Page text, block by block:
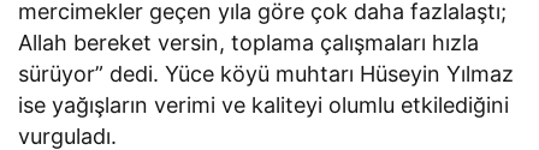
mercimekler geçen yıla göre çok daha fazlalaştı;
Allah bereket versin, toplama çalışmaları hızla
sürüyor” dedi. Yüce köyü muhtarı Hüseyin Yılmaz
ise yağışların verimi ve kaliteyi olumlu etkilediğini
vurguladı.